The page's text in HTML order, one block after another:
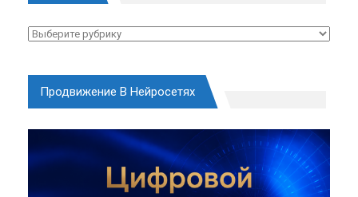
Рубрики
Продвижение В Нейросетях